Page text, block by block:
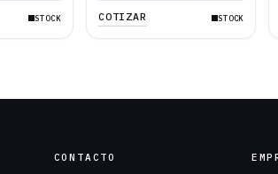
STOCK
Hitachi EX100-2
COTIZAR STOCK
CONTACTO